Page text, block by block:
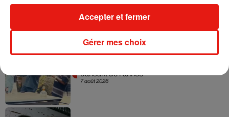
7 août 2026
Sensation » avec Kylie Minogue
7 août 2026
dansant de l’année
Gérer mes choix
Accepter et fermer